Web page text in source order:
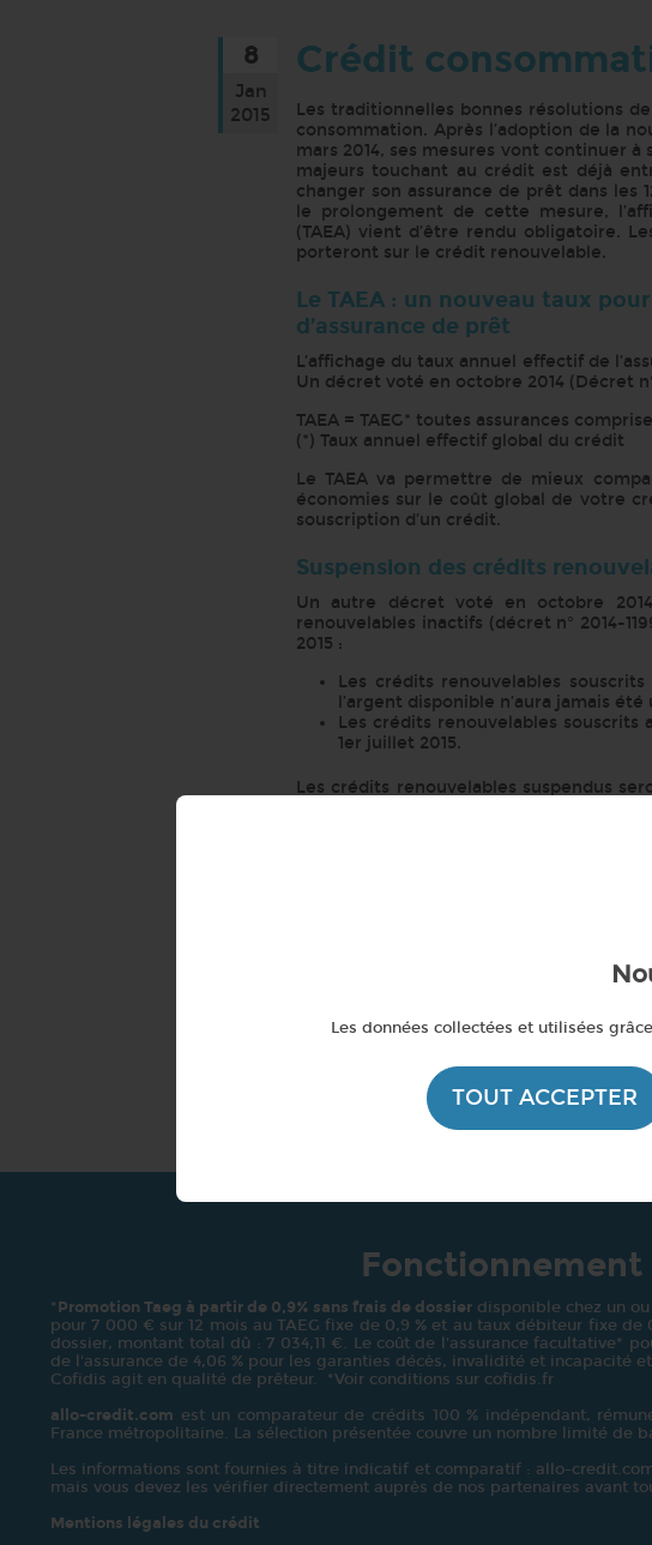
Les données collectées et utilisées
TOUT ACCEPTER
8
Jan
2015
Crédit
Les traditionnelles bonnes résolutions
consommation. Après l’adoption de la
mars 2014, ses mesures vont continuer à
majeurs touchant au crédit est déjà
changer son assurance de prêt dans les
le prolongement de cette mesure,
(TAEA) vient d’être rendu obligatoire.
porteront sur le crédit renouvelable.
Le TAEA : un nouveau taux
d’assurance de prêt
L’affichage du taux annuel effectif de
Un décret voté en octobre 2014 (Décret
TAEA = TAEG* toutes assurances
(*) Taux annuel effectif global du crédit
Le TAEA va permettre de mieux
économies sur le coût global de votre
souscription d’un crédit.
Suspension des crédits
Un autre décret voté en octobre
renouvelables inactifs (décret n° 2014-
2015 :
Les crédits renouvelables
l’argent disponible n’aura jamais été
Les crédits renouvelables souscrits
1er juillet 2015.
Les crédits renouvelables suspendus
Autre mesure portée par la loi Hamon :
ou les intermédiaires de crédit (vente
amortissable en alternative au crédit
des crédits. Elle est censée entrer en
choisir la proposition de crédit
* Promotion Taeg à partir de 0,9% sans frais de dossier disponible chez un
pour 7 000 € sur 12 mois au TAEG fixe de 0,9 % et au taux débiteur fixe
dossier, montant total dû : 7 034,11 €. Le coût de l'assurance facultative*
de l'assurance de 4,06 % pour les garanties décès, invalidité et incapacité
Cofidis agit en qualité de prêteur. *Voir conditions sur cofidis.fr
allo-credit.com est un comparateur de crédits 100 % indépendant,
France métropolitaine. La sélection présentée couvre un nombre limité de
Les informations sont fournies à titre indicatif et comparatif : allo-
mais vous devez les vérifier directement auprès de nos partenaires avant
Mentions légales du crédit